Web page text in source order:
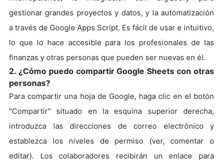
gestionar grandes proyectos y datos, y la automatización
a través de Google Apps Script. Es fácil de usar e intuitivo,
lo que lo hace accesible para los profesionales de las
finanzas y otras personas que pueden ser nuevas en él.
2. ¿Cómo puedo compartir Google Sheets con otras
personas?
Para compartir una hoja de Google, haga clic en el botón
"Compartir" situado en la esquina superior derecha,
introduzca las direcciones de correo electrónico y
establezca los niveles de permiso (ver, comentar o
editar). Los colaboradores recibirán un enlace para